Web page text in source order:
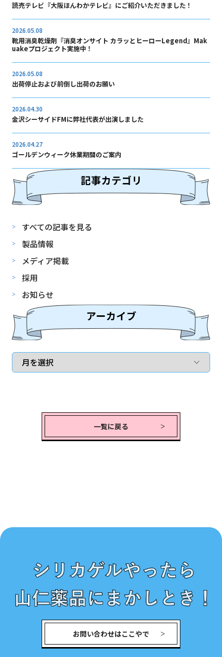
読売テレビ『大阪ほんわかテレビ』にご紹介いただきました！
2026.05.08
靴用消臭乾燥剤『消臭オンサイト カラッとヒーローLegend』Mak
uakeプロジェクト実施中！
2026.05.08
出荷停止および前倒し出荷のお願い
2026.04.30
金沢シーサイドFMに弊社代表が出演しました
2026.04.27
ゴールデンウィーク休業期間のご案内
すべての記事を見る
製品情報
メディア掲載
採用
お知らせ
一覧に戻る
お問い合わせはここやで